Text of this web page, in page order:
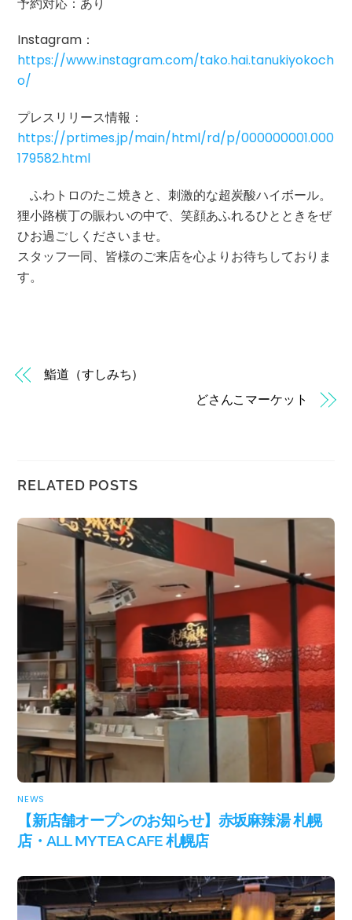
Instagram：
https://www.instagram.com/tako.hai.tanukiyokoch
o/
プレスリリース情報：
https://prtimes.jp/main/html/rd/p/000000001.000
179582.html
ふわトロのたこ焼きと、刺激的な超炭酸ハイボール。
狸小路横丁の賑わいの中で、笑顔あふれるひとときをぜ
ひお過ごしくださいませ。
スタッフ一同、皆様のご来店を心よりお待ちしておりま
す。
鮨道（すしみち）
どさんこマーケット
RELATED POSTS
NEWS
【新店舗オープンのお知らせ】赤坂麻辣湯 札幌
店・ALL MY TEA CAFE 札幌店